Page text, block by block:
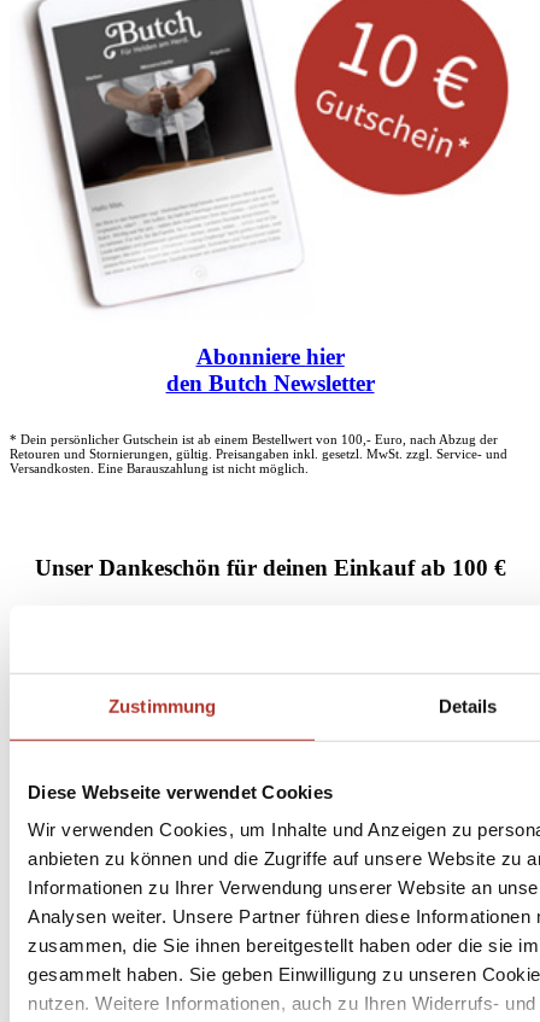
Zustimmung Details
Diese Webseite verwendet Cookies
Wir verwenden Cookies, um Inhalte und Anzeigen zu
anbieten zu können und die Zugriffe auf unsere Website zu
Informationen zu Ihrer Verwendung unserer Website an
Analysen weiter. Unsere Partner führen diese
zusammen, die Sie ihnen bereitgestellt haben oder die sie
gesammelt haben. Sie geben Einwilligung zu unseren
nutzen. Weitere Informationen, auch zu Ihren Widerrufs-
Abonniere hier
den Butch Newsletter
* Dein persönlicher Gutschein ist ab einem Bestellwert von 100,- Euro, nach Abzug der
Retouren und Stornierungen, gültig. Preisangaben inkl. gesetzl. MwSt. zzgl. Service- und
Versandkosten. Eine Barauszahlung ist nicht möglich.
Unser Dankeschön für deinen Einkauf ab 100 €